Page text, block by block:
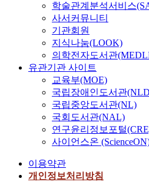
학술관계분석서비스
사서커뮤니티
기관회원
지식나눔(LOOK)
의학전자도서관
유관기관 사이트
교육부(MOE)
국립장애인도서관
국립중앙도서관(NL)
국회도서관(NAL)
연구윤리정보포털
사이언스온
이용약관
개인정보처리방침